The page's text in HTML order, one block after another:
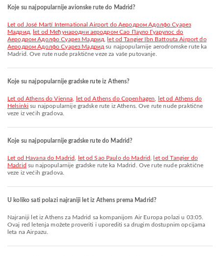
Koje su najpopularnije avionske rute do Madrid?
let od José Martí International Airport do Аеродром Адолфо Суарез
Мадрид
let od Међународни аеродром Сао Пауло Гуарулос do
Аеродром Адолфо Суарез Мадрид
let od Tangier Ibn Battouta Airport do
Аеродром Адолфо Суарез Мадрид su najpopularnije aerodromske rute ka
Madrid. Ove rute nude praktične veze za vaše putovanje.
Koje su najpopularnije gradske rute iz Athens?
let od Athens do Vienna let od Athens do Copenhagen
let od Athens do
Helsinki su najpopularnije gradske rute iz Athens. Ove rute nude praktične
veze iz većih gradova.
Koje su najpopularnije gradske rute do Madrid?
let od Havana do Madrid let od Sao Paulo do Madrid
let od Tangier do
Madrid su najpopularnije gradske rute ka Madrid. Ove rute nude praktične
veze iz većih gradova.
U koliko sati polazi najraniji let iz Athens prema Madrid?
Najraniji let iz Athens za Madrid sa kompanijom Air Europa polazi u 03:05.
Ovaj red letenja možete proveriti i uporediti sa drugim dostupnim opcijama
leta na Airpazu.